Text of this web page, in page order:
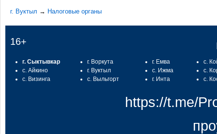
г. Вуктыл → Налоговые органы
16+
г. Сыктывкар
с. Айкино
с. Визинга
г. Воркута
г. Вуктыл
с. Выльгорт
г. Емва
с. Ижма
г. Инта
с.
с.
с.
https://t.me/